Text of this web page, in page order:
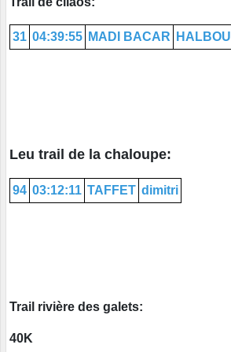
31 04:39:55 MADI BACAR HALBOU
Leu trail de la chaloupe:
94 03:12:11 TAFFET dimitri
Trail rivière des galets:
40K